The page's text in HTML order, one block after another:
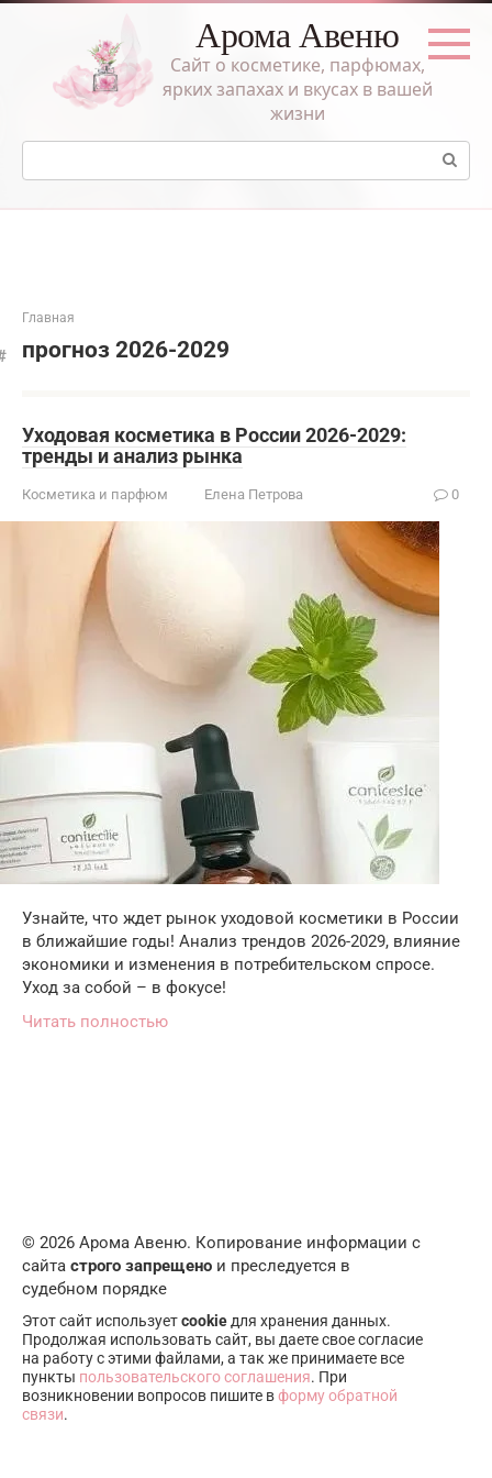
Перейти
Арома Авеню
Сайт о косметике, парфюмах,
ярких запахах и вкусах в вашей
жизни
Поиск:
Главная
прогноз 2026-2029
Уходовая косметика в России 2026-2029:
тренды и анализ рынка
Косметика и парфюм Елена Петрова 0
Узнайте, что ждет рынок уходовой косметики в России
в ближайшие годы! Анализ трендов 2026-2029, влияние
экономики и изменения в потребительском спросе.
Уход за собой – в фокусе!
Читать полностью
© 2026 Арома Авеню. Копирование информации с
сайта строго запрещено и преследуется в
судебном порядке
Этот сайт используетcookie для хранения данных.
Продолжая использовать сайт, вы даете свое согласие
на работу с этими файлами, а так же принимаете все
пункты пользовательского соглашения. При
возникновении вопросов пишите вформу обратной
связи.